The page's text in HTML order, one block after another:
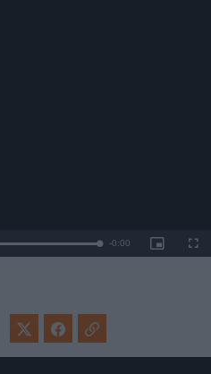
Remaining
-0:00
Picture-
in-